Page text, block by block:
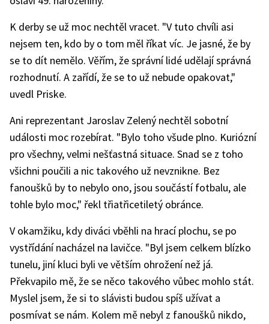
K derby se už moc nechtěl vracet. "V tuto chvíli asi
nejsem ten, kdo by o tom měl říkat víc. Je jasné, že by
se to dít nemělo. Věřím, že správní lidé udělají správná
rozhodnutí. A zařídí, že se to už nebude opakovat,"
uvedl Priske.
Ani reprezentant Jaroslav Zelený nechtěl sobotní
události moc rozebírat. "Bylo toho všude plno. Kuriózní
pro všechny, velmi nešťastná situace. Snad se z toho
všichni poučili a nic takového už nevznikne. Bez
fanoušků by to nebylo ono, jsou součástí fotbalu, ale
tohle bylo moc," řekl třiatřicetiletý obránce.
V okamžiku, kdy diváci vběhli na hrací plochu, se po
vystřídání nacházel na lavičce. "Byl jsem celkem blízko
tunelu, jiní kluci byli ve větším ohrožení než já.
Překvapilo mě, že se něco takového vůbec mohlo stát.
Myslel jsem, že si to slávisti budou spíš užívat a
posmívat se nám. Kolem mě nebyl z fanoušků nikdo,